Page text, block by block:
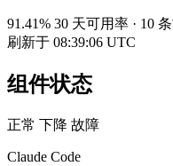
91.41% 30 天可用率 · 10
刷新于 08:39:06 UTC
组件状态
正常 下降 故障
Claude Code